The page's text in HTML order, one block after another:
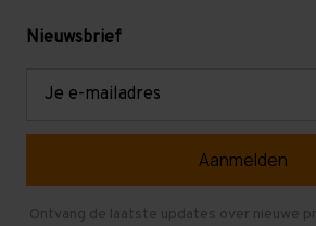
Levering en afhalen
Mezzanine
Gebruikte entresolvloeren
Nieuwsbrief
Ontvang de laatste updates over nieuwe